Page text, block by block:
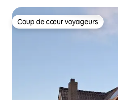
Coup de cœur voyageurs
Coup de cœur voyageurs